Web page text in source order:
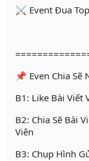
⚔ Event Đua
📌 Even Chia Sẽ
B1: Like Bài Viết
B2: Chia Sẽ Bài
Viên
B3: Chụp Hình